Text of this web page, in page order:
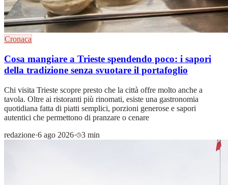
Cronaca
Cosa mangiare a Trieste spendendo poco: i sapori
della tradizione senza svuotare il portafoglio
Chi visita Trieste scopre presto che la città offre molto anche a
tavola. Oltre ai ristoranti più rinomati, esiste una gastronomia
quotidiana fatta di piatti semplici, porzioni generose e sapori
autentici che permettono di pranzare o cenare
redazione·6 ago 2026· 3 min